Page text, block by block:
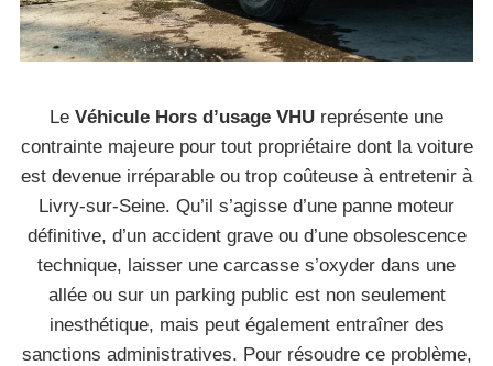
Le Véhicule Hors d’usage VHU représente une
contrainte majeure pour tout propriétaire dont la voiture
est devenue irréparable ou trop coûteuse à entretenir à
Livry-sur-Seine. Qu’il s’agisse d’une panne moteur
définitive, d’un accident grave ou d’une obsolescence
technique, laisser une carcasse s’oxyder dans une
allée ou sur un parking public est non seulement
inesthétique, mais peut également entraîner des
sanctions administratives. Pour résoudre ce problème,